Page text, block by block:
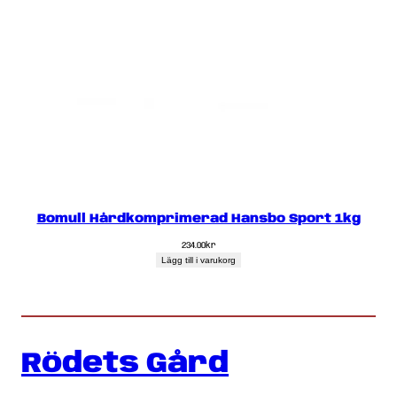
Bomull Hårdkomprimerad Hansbo Sport 1kg
234.00kr
Lägg till i varukorg
Rödets Gård